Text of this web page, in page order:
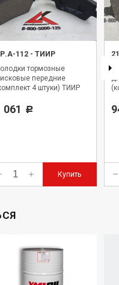
112 - ТИИР
тормозные
передние
4 штуки) ТИИР
061 Р
Купить